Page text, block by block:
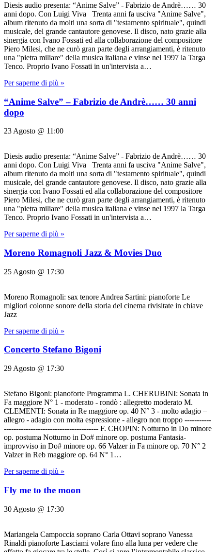
Diesis audio presenta: “Anime Salve” - Fabrizio de Andrè…… 30
anni dopo. Con Luigi Viva Trenta anni fa usciva "Anime Salve",
album ritenuto da molti una sorta di "testamento spirituale", quindi
musicale, del grande cantautore genovese. Il disco, nato grazie alla
sinergia con Ivano Fossati ed alla collaborazione del compositore
Piero Milesi, che ne curò gran parte degli arrangiamenti, è ritenuto
una "pietra miliare" della musica italiana e vinse nel 1997 la Targa
Tenco. Proprio Ivano Fossati in un'intervista a…
Per saperne di più »
“Anime Salve” – Fabrizio de Andrè…… 30 anni
dopo
23 Agosto @ 11:00
Diesis audio presenta: “Anime Salve” - Fabrizio de Andrè…… 30
anni dopo. Con Luigi Viva Trenta anni fa usciva "Anime Salve",
album ritenuto da molti una sorta di "testamento spirituale", quindi
musicale, del grande cantautore genovese. Il disco, nato grazie alla
sinergia con Ivano Fossati ed alla collaborazione del compositore
Piero Milesi, che ne curò gran parte degli arrangiamenti, è ritenuto
una "pietra miliare" della musica italiana e vinse nel 1997 la Targa
Tenco. Proprio Ivano Fossati in un'intervista a…
Per saperne di più »
Moreno Romagnoli Jazz & Movies Duo
25 Agosto @ 17:30
Moreno Romagnoli: sax tenore Andrea Sartini: pianoforte Le
migliori colonne sonore della storia del cinema rivisitate in chiave
Jazz
Per saperne di più »
Concerto Stefano Bigoni
29 Agosto @ 17:30
Stefano Bigoni: pianoforte Programma L. CHERUBINI: Sonata in
Fa maggiore N° 1 - moderato - rondò : allegretto moderato M.
CLEMENTI: Sonata in Re maggiore op. 40 N° 3 - molto adagio –
allegro - adagio con molta espressione - allegro non troppo -----------
--------------------------------------- F. CHOPIN: Notturno in Do minore
op. postuma Notturno in Do# minore op. postuma Fantasia-
improvviso in Do# minore op. 66 Valzer in Fa minore op. 70 N° 2
Valzer in Reb maggiore op. 64 N° 1…
Per saperne di più »
Fly me to the moon
30 Agosto @ 17:30
Mariangela Campoccia soprano Carla Ottavi soprano Vanessa
Rinaldi pianoforte Lasciami volare fino alla luna per vedere che